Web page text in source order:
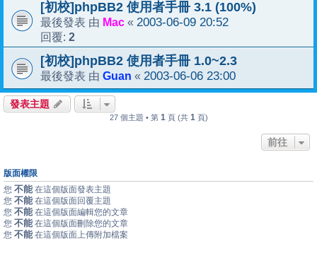
[初校]phpBB2 使用者手冊 3.1 (100%)
最後發表 由 Mac « 2003-06-09 20:52
回覆: 2
[初校]phpBB2 使用者手冊 1.0~2.3
最後發表 由 Guan « 2003-06-06 23:00
發表主題
27 個主題 • 第 1 頁 (共 1 頁)
前往
版面權限
您 不能 在這個版面發表主題
您 不能 在這個版面回覆主題
您 不能 在這個版面編輯您的文章
您 不能 在這個版面刪除您的文章
您 不能 在這個版面上傳附加檔案